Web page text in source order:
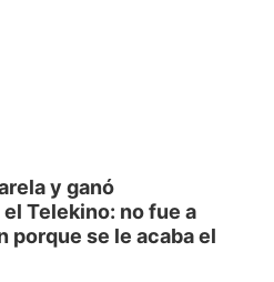
y ganó
Telekino: no fue a
porque se le acaba el